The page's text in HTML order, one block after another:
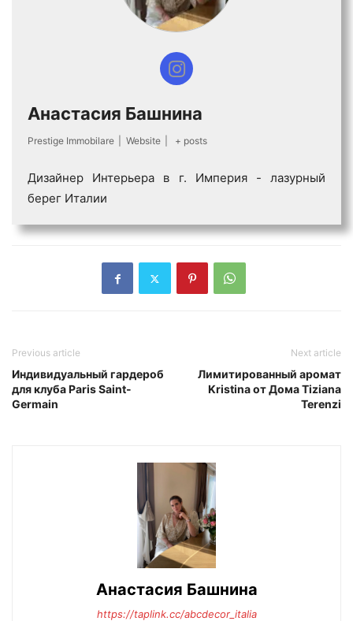
Анастасия Башнина
Prestige Immobilare Website + posts
Дизайнер Интерьера в г. Империя - лазурный
берег Италии
Previous article
Индивидуальный гардероб
для клуба Paris Saint-
Germain
Next article
Лимитированный аромат
Kristina от Дома Tiziana
Terenzi
Анастасия Башнина
https://taplink.cc/abcdecor_italia